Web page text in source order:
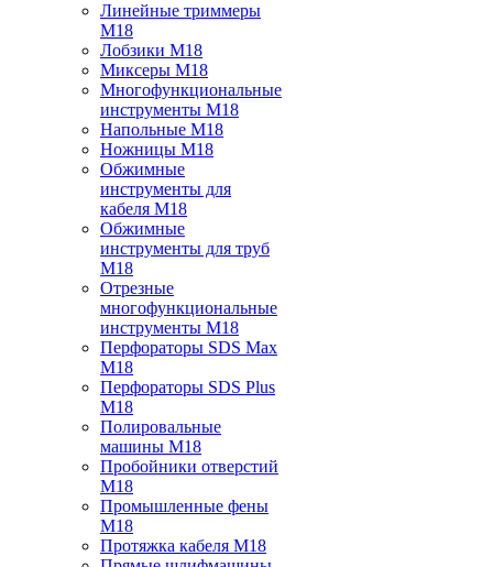
Линейные триммеры
M18
Лобзики M18
Миксеры M18
Многофункциональные
инструменты M18
Напольные M18
Ножницы M18
Обжимные
инструменты для
кабеля M18
Обжимные
инструменты для труб
M18
Отрезные
многофункциональные
инструменты M18
Перфораторы SDS Max
M18
Перфораторы SDS Plus
M18
Полировальные
машины M18
Пробойники отверстий
M18
Промышленные фены
M18
Протяжка кабеля M18